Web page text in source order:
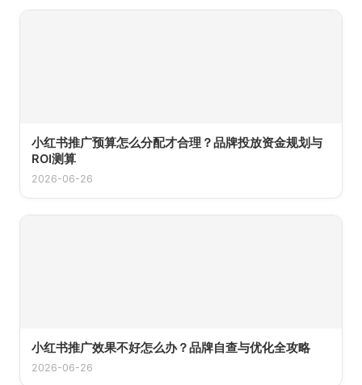
小红书推广预算怎么分配才合理？品牌投放资金规划与
ROI测算
2026-06-26
小红书推广效果不好怎么办？品牌自查与优化全攻略
2026-06-26